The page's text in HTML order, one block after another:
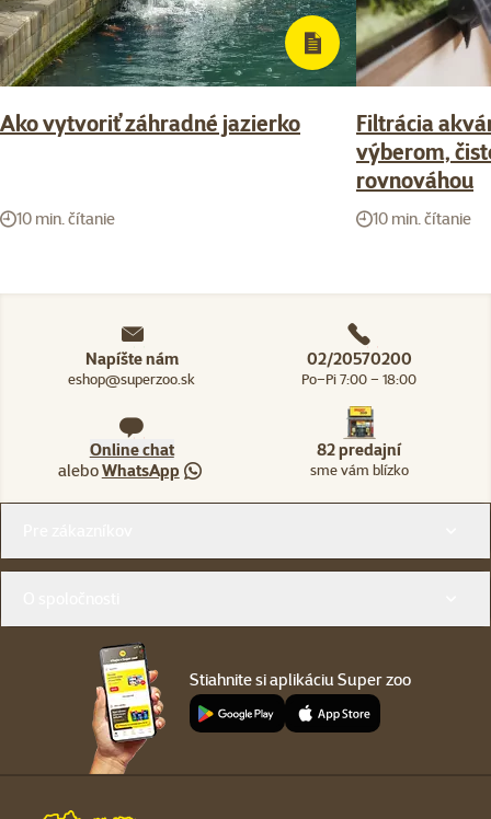
Ako vytvoriť záhradné jazierko
10 min. čítanie
Filtrácia
výberom,
rovnováhou
10 min. čítanie
Napíšte nám
eshop@superzoo.sk
02/20570200
Po–Pi 7:00 – 18:00
Online chat
aleboWhatsApp
82 predajní
sme vám blízko
Stiahnite si aplikáciu Super zoo